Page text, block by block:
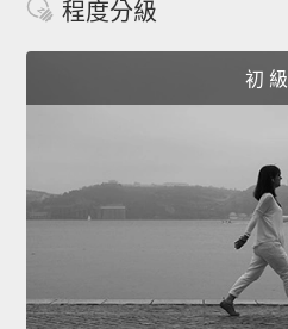
程度分級
初 級